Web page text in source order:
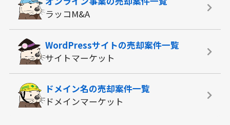
ラッコM&A
WordPressサイトの売却案件一覧
サイトマーケット
ドメイン名の売却案件一覧
ドメインマーケット